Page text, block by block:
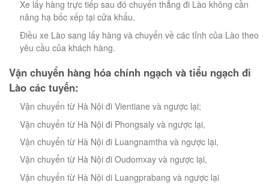
Xe lấy hàng trực tiếp sau đó chuyển thẳng đi Lào không cần
nâng hạ bốc xếp tại cửa khẩu.
Điều xe Lào sang lấy hàng và chuyển về các tỉnh của Lào theo
yêu cầu của khách hàng.
Vận chuyển hàng hóa chính ngạch và tiểu ngạch đi
Lào các tuyến:
Vận chuyển từ Hà Nội đi Vientiane và ngược lại;
Vận chuyển từ Hà Nội đi Phongsaly và ngược lại,
Vận chuyển từ Hà Nội đi Luangnamtha và ngược lại,
Vận chuyển từ Hà Nội đi Oudomxay và ngược lại,
Vận chuyển từ Hà Nội di Luangprabang và ngược lại